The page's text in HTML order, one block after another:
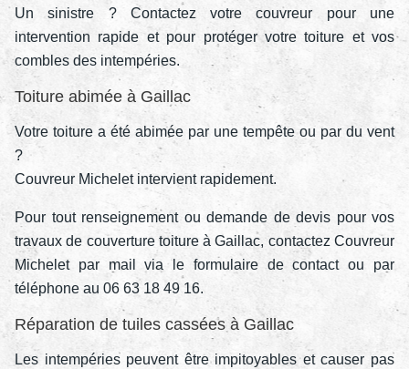
Un sinistre ? Contactez votre couvreur pour une
intervention rapide et pour protéger votre toiture et vos
combles des intempéries.
Toiture abimée à Gaillac
Votre toiture a été abimée par une tempête ou par du vent
?
Couvreur Michelet intervient rapidement.
Pour tout renseignement ou demande de devis pour vos
travaux de couverture toiture à Gaillac, contactez Couvreur
Michelet par mail via le formulaire de contact ou par
téléphone au 06 63 18 49 16.
Réparation de tuiles cassées à Gaillac
Les intempéries peuvent être impitoyables et causer pas